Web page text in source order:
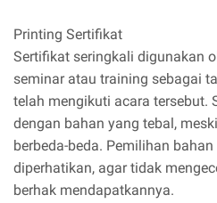
Printing Sertifikat
Sertifikat seringkali digunakan
seminar atau training sebagai
telah mengikuti acara tersebut.
dengan bahan yang tebal,
berbeda-beda. Pemilihan
diperhatikan, agar tidak
berhak mendapatkannya.